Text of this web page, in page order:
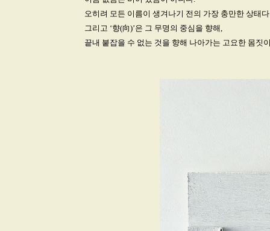
오히려 모든 이름이 생겨나기 전의 가장 충만한 상태
그리고 ‘향(向)’은 그 무명의 중심을 향해,
끝내 붙잡을 수 없는 것을 향해 나아가는 고요한 몸짓